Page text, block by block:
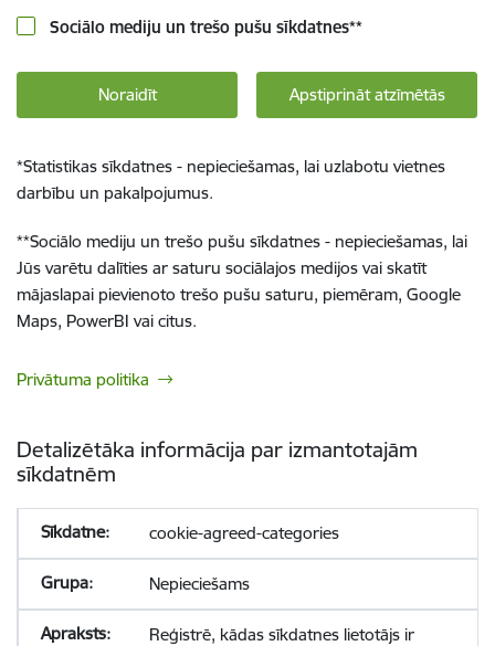
Sociālo mediju un trešo pušu sīkdatnes**
Noraidīt Apstiprināt atzīmētās
*Statistikas sīkdatnes - nepieciešamas, lai uzlabotu vietnes
darbību un pakalpojumus.
**Sociālo mediju un trešo pušu sīkdatnes - nepieciešamas, lai
Jūs varētu dalīties ar saturu sociālajos medijos vai skatīt
mājaslapai pievienoto trešo pušu saturu, piemēram, Google
Maps, PowerBI vai citus.
Privātuma politika
Detalizētāka informācija par izmantotajām
sīkdatnēm
cookie-agreed-categories
Nepieciešams
Reģistrē, kādas sīkdatnes lietotājs ir